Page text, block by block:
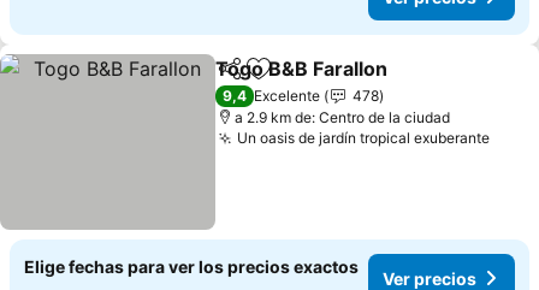
Compartir
Agregar a favoritos
Togo B&B Farallon
9,4 Excelente
478
a 2.9 km de: Centro de la ciudad
Un oasis de jardín tropical exuberante
Elige fechas para ver los precios exactos
Ver precios